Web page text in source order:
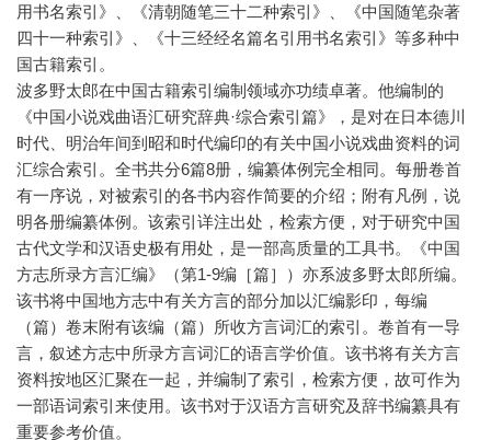
用书名索引》、《清朝随笔三十二种索引》、《中国随笔杂著
四十一种索引》、《十三经经名篇名引用书名索引》等多种中
国古籍索引。
波多野太郎在中国古籍索引编制领域亦功绩卓著。他编制的
《中国小说戏曲语汇研究辞典·综合索引篇》，是对在日本德川
时代、明治年间到昭和时代编印的有关中国小说戏曲资料的词
汇综合索引。全书共分6篇8册，编纂体例完全相同。每册卷首
有一序说，对被索引的各书内容作简要的介绍；附有凡例，说
明各册编纂体例。该索引详注出处，检索方便，对于研究中国
古代文学和汉语史极有用处，是一部高质量的工具书。《中国
方志所录方言汇编》（第1-9编［篇］）亦系波多野太郎所编。
该书将中国地方志中有关方言的部分加以汇编影印，每编
（篇）卷末附有该编（篇）所收方言词汇的索引。卷首有一导
言，叙述方志中所录方言词汇的语言学价值。该书将有关方言
资料按地区汇聚在一起，并编制了索引，检索方便，故可作为
一部语词索引来使用。该书对于汉语方言研究及辞书编纂具有
重要参考价值。